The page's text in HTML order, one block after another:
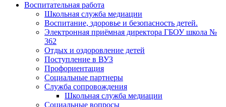
Воспитательная работа
Школьная служба медиации
Воспитание, здоровье и безопасность детей.
Электронная приёмная директора ГБОУ школа №
362
Отдых и оздоровление детей
Поступление в ВУЗ
Профориентация
Социальные партнеры
Служба сопровождения
Школьная служба медиации
Социальные вопросы